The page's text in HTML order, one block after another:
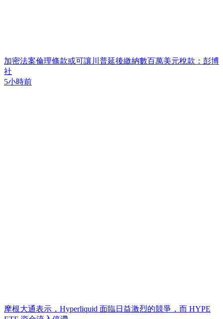
加密法案倫理條款或可讓川普延後繳納數百萬美元稅款：彭博
社
5小時前
摩根大通表示，Hyperliquid 面臨日益激烈的競爭，而 HYPE